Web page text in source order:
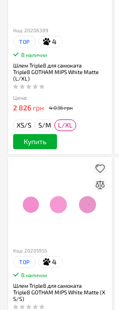
Код: 20206389
TOP 4
В наличии
Шлем Triple8 для самоката
Triple8 GOTHAM MIPS White Matte
(L/XL)
Цена:
2 826 грн 4 036 грн
XS/S S/M L/XL
Купить
Код: 20205955
TOP 4
В наличии
Шлем Triple8 для самоката
Triple8 GOTHAM MIPS White Matte (X
S/S)